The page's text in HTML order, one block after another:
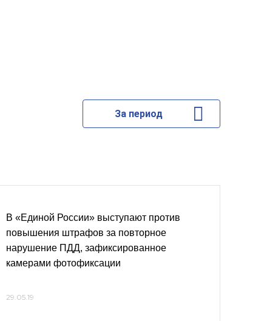
За период
В «Единой России» выступают против
повышения штрафов за повторное
нарушение ПДД, зафиксированное
камерами фотофиксации
29.05.19